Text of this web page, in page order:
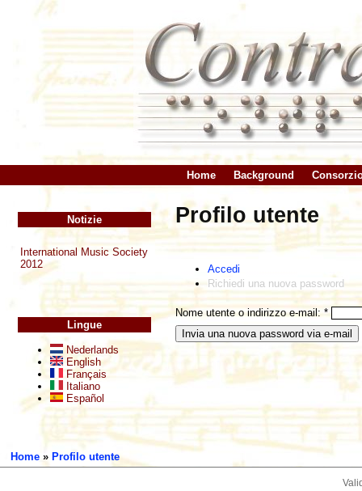
Home Background
Notizie
International Music Society
2012
Lingue
Nederlands
English
Français
Italiano
Español
Profilo utente
Accedi
Richiedi una nuova password
Nome utente o indirizzo e-mail:*
Home » Profilo utente